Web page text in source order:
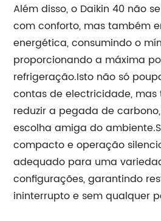
Além disso, o Daikin 40 não
com conforto, mas também
energética, consumindo o
proporcionando a máxima
refrigeração.Isto não só
contas de electricidade,
reduzir a pegada de
escolha amiga do
compacto e operação
adequado para uma
configurações, garantindo
ininterrupto e sem qualquer